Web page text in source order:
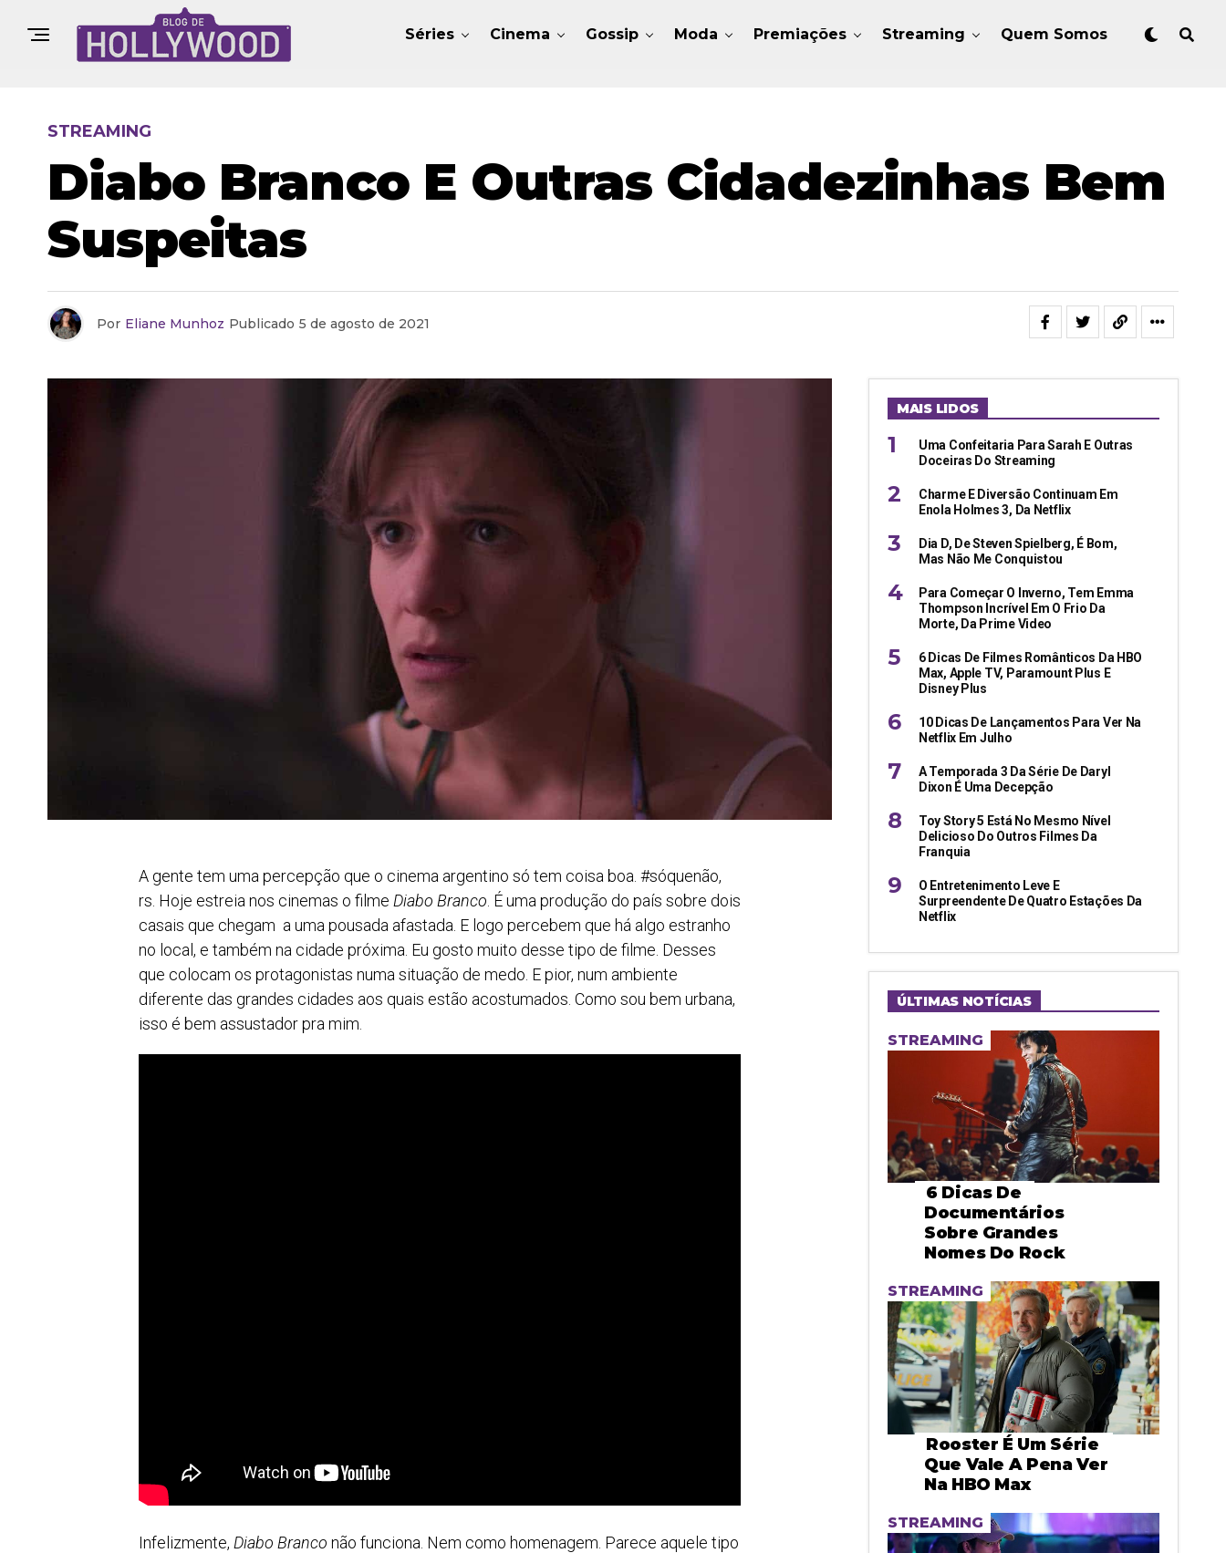
Séries Cinema Gossip Moda Premiações Streaming Quem Somos
STREAMING
Diabo Branco E Outras Cidadezinhas Bem
Suspeitas
Por Eliane Munhoz Publicado 5 de agosto de 2021
A gente tem uma percepção que o cinema argentino só tem coisa boa. #sóquenão,
rs. Hoje estreia nos cinemas o filme Diabo Branco . É uma produção do país sobre dois
casais que chegam a uma pousada afastada. E logo percebem que há algo estranho
no local, e também na cidade próxima. Eu gosto muito desse tipo de filme. Desses
que colocam os protagonistas numa situação de medo. E pior, num ambiente
diferente das grandes cidades aos quais estão acostumados. Como sou bem urbana,
isso é bem assustador pra mim.
Infelizmente, Diabo Branco não funciona. Nem como homenagem. Parece aquele tipo
MAIS LIDOS
Uma Confeitaria Para Sarah E Outras
Doceiras Do Streaming
Charme E Diversão Continuam Em
Enola Holmes 3, Da Netflix
Dia D, De Steven Spielberg, É Bom,
Mas Não Me Conquistou
Para Começar O Inverno, Tem Emma
Thompson Incrível Em O Frio Da
Morte, Da Prime Video
6 Dicas De Filmes Românticos Da HBO
Max, Apple TV, Paramount Plus E
Disney Plus
10 Dicas De Lançamentos Para Ver Na
Netflix Em Julho
A Temporada 3 Da Série De Daryl
Dixon É Uma Decepção
Toy Story 5 Está No Mesmo Nível
Delicioso Do Outros Filmes Da
Franquia
O Entretenimento Leve E
Surpreendente De Quatro Estações Da
Netflix
ÚLTIMAS NOTÍCIAS
STREAMING
6 Dicas De
Documentários
Sobre Grandes
Nomes Do Rock
STREAMING
Rooster É Um Série
Que Vale A Pena Ver
Na HBO Max
STREAMING